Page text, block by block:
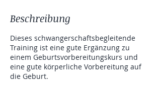
Beschreibung
Dieses schwangerschaftsbegleitende
Training ist eine gute Ergänzung zu
einem Geburtsvorbereitungskurs und
eine gute körperliche Vorbereitung auf
die Geburt.